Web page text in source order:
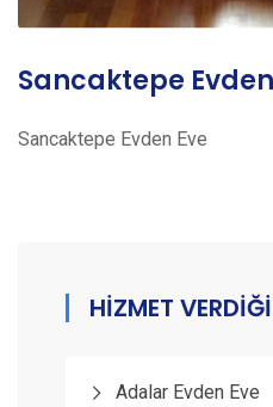
Sancaktepe
Sancaktepe Evden Eve
HİZMET
Adalar Evden Eve